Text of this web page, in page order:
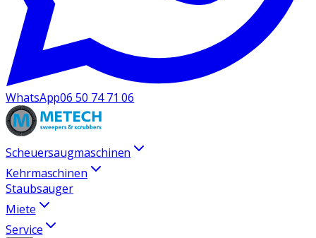
WhatsApp06 50 74 71 06
Scheuersaugmaschinen
Kehrmaschinen
Staubsauger
Miete
Service